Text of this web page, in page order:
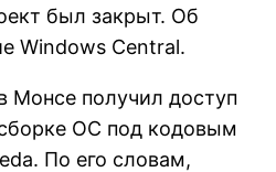
был закрыт. Об
Windows Central.
Монсе получил доступ
ОС под кодовым
По его словам,